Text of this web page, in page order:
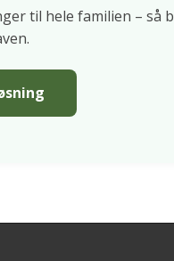
til hele familien – så